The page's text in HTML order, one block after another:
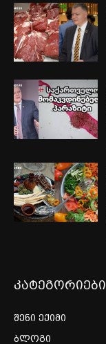
კატეგორიები
შენი ექიმი
ბლოგი